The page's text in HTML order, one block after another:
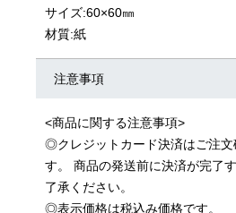
サイズ:60×60㎜
材質:紙
注意事項
<商品に関する注意事項>
◎クレジットカード決済はご注文
す。 商品の発送前に決済が完了
了承ください。
◎表示価格は税込み価格です。